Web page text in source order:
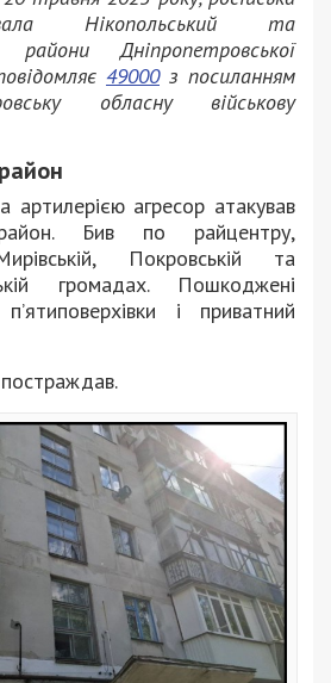
Нікопольський та
райони Дніпропетровської
49000з посиланням
обласну військову
артилерією агресор атакував
район. Бив по райцентру,
Покровській та
громадах. Пошкоджені
і приватний